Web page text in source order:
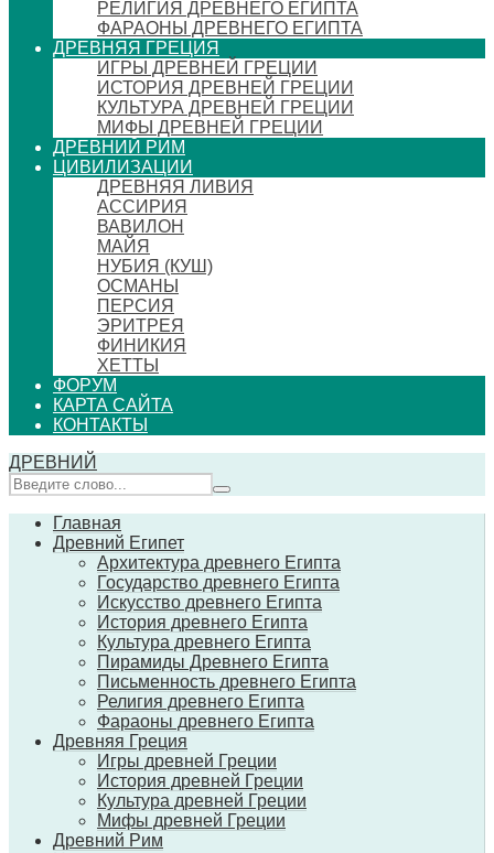
РЕЛИГИЯ ДРЕВНЕГО ЕГИПТА
ФАРАОНЫ ДРЕВНЕГО ЕГИПТА
ДРЕВНЯЯ ГРЕЦИЯ
ИГРЫ ДРЕВНЕЙ ГРЕЦИИ
ИСТОРИЯ ДРЕВНЕЙ ГРЕЦИИ
КУЛЬТУРА ДРЕВНЕЙ ГРЕЦИИ
МИФЫ ДРЕВНЕЙ ГРЕЦИИ
ДРЕВНИЙ РИМ
ЦИВИЛИЗАЦИИ
ДРЕВНЯЯ ЛИВИЯ
АССИРИЯ
ВАВИЛОН
МАЙЯ
НУБИЯ (КУШ)
ОСМАНЫ
ПЕРСИЯ
ЭРИТРЕЯ
ФИНИКИЯ
ХЕТТЫ
ФОРУМ
КАРТА САЙТА
КОНТАКТЫ
ДРЕВНИЙ
Главная
Древний Египет
Архитектура древнего Египта
Государство древнего Египта
Искусство древнего Египта
История древнего Египта
Культура древнего Египта
Пирамиды Древнего Египта
Письменность древнего Египта
Религия древнего Египта
Фараоны древнего Египта
Древняя Греция
Игры древней Греции
История древней Греции
Культура древней Греции
Мифы древней Греции
Древний Рим